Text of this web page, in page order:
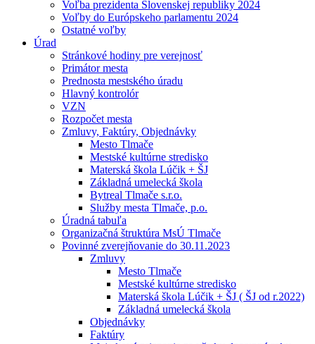
Voľba prezidenta Slovenskej republiky 2024
Voľby do Európskeho parlamentu 2024
Ostatné voľby
Úrad
Stránkové hodiny pre verejnosť
Primátor mesta
Prednosta mestského úradu
Hlavný kontrolór
VZN
Rozpočet mesta
Zmluvy, Faktúry, Objednávky
Mesto Tlmače
Mestské kultúrne stredisko
Materská škola Lúčik + ŠJ
Základná umelecká škola
Bytreal Tlmače s.r.o.
Služby mesta Tlmače, p.o.
Úradná tabuľa
Organizačná štruktúra MsÚ Tlmače
Povinné zverejňovanie do 30.11.2023
Zmluvy
Mesto Tlmače
Mestské kultúrne stredisko
Materská škola Lúčik + ŠJ ( ŠJ od r.2022)
Základná umelecká škola
Objednávky
Faktúry